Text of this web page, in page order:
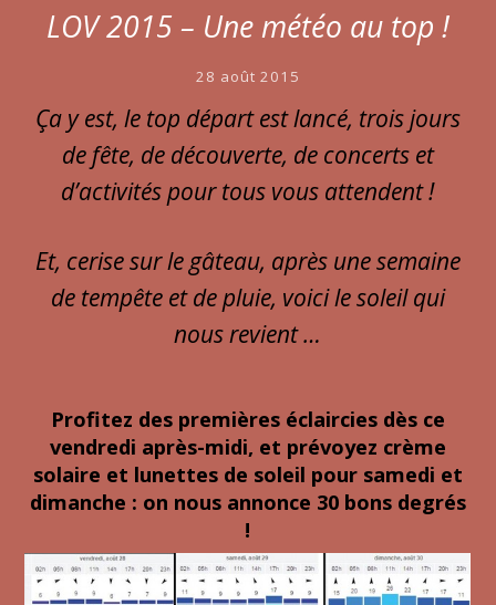
LOV 2015 – Une météo au top !
28 août 2015
Ça y est, le top départ est lancé, trois jours
de fête, de découverte, de concerts et
d’activités pour tous vous attendent !
Et, cerise sur le gâteau, après une semaine
de tempête et de pluie, voici le soleil qui
nous revient …
Profitez des premières éclaircies dès ce
vendredi après-midi, et prévoyez crème
solaire et lunettes de soleil pour samedi et
dimanche : on nous annonce 30 bons degrés
!